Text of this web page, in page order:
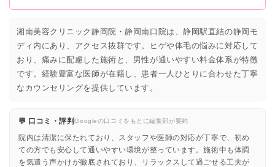
湘南美容クリニック静岡院・静岡南口院は、静岡駅直結の静岡モ
ディ内にあり、アクセス抜群です。ヒゲや体毛の悩みに対応して
おり、痛みに配慮した施術と、男性が通いやすい料金体系が特徴
です。経験豊富な医師が在籍し、患者一人ひとりに合わせた丁寧
なカウンセリングを提供しています。
💬 口コミ・評判Googleの口コミをもとに編集部が要約
院内は清潔に保たれており、スタッフや医師の対応が丁寧で、初め
ての方でも安心して通いやすい環境が整っています。施術中も体調
を気遣う声かけが徹底されており、リラックスして過ごせる工夫が